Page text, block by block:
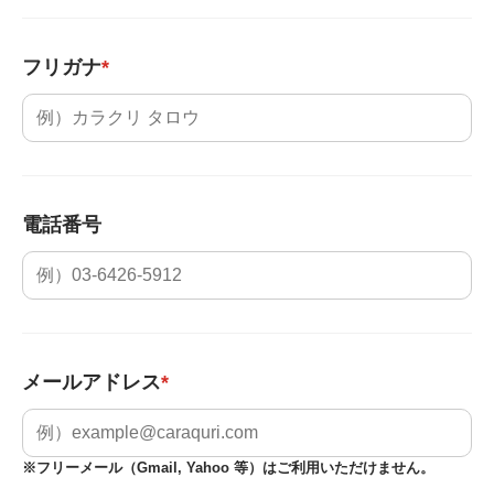
フリガナ*
電話番号
メールアドレス*
※フリーメール（Gmail, Yahoo 等）はご利用いただけません。